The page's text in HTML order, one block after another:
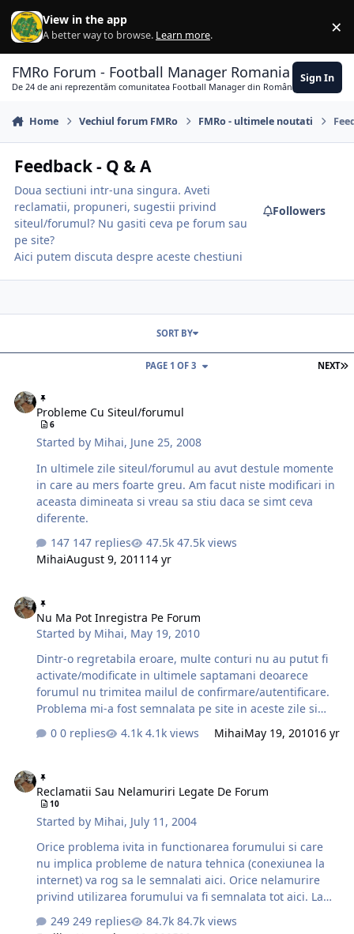
Skip to content
View in the app
A better way to browse. Learn more. ×
FMRo Forum - Football Manager Romania
De 24 de ani reprezentăm comunitatea Football Manager din România
Sign In
Home Vechiul forum FMRo FMRo - ultimele noutati
Feedback - Q & A
Doua sectiuni intr-una singura. Aveti
reclamatii, propuneri, sugestii privind
siteul/forumul? Nu gasiti ceva pe forum sau
pe site?
Aici putem discuta despre aceste chestiuni
Followers
NEXT
PAGE 1 OF 3
SORT BY
Probleme Cu Siteul/forumul
6
Started by Mihai, June 25, 2008
In ultimele zile siteul/forumul au avut destule momente
in care au mers foarte greu. Am facut niste modificari in
aceasta dimineata si vreau sa stiu daca se simt ceva
diferente.
147 replies
47.5k views
MihaiAugust 9, 2011 14 yr
Nu Ma Pot Inregistra Pe Forum
Started by Mihai, May 19, 2010
Dintr-o regretabila eroare, multe conturi nu au putut fi
activate/modificate in ultimele saptamani deoarece
forumul nu trimitea mailul de confirmare/autentificare.
Problema mi-a fost semnalata pe site in aceste zile si
0 replies 4.1k views MihaiMay 19, 201016 yr
Reclamatii Sau Nelamuriri Legate De Forum
10
Started by Mihai, July 11, 2004
Orice problema ivita in functionarea forumului si care
nu implica probleme de natura tehnica (conexiunea la
internet) va rog sa le semnalati aici. Orice nelamurire
privind utilizarea forumului va fi semnalata tot aici. La
venite.
249 replies
84.7k views